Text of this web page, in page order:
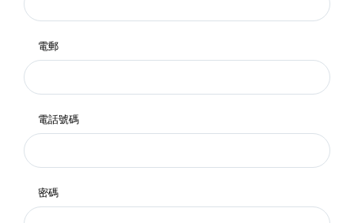
電郵
電話號碼
密碼